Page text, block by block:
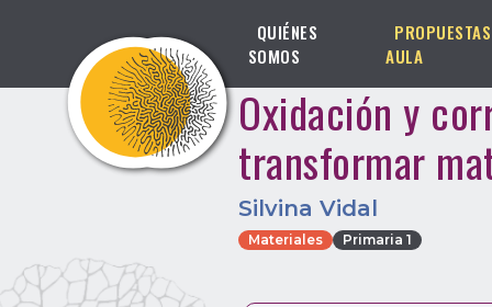
QUIÉNES
SOMOS
AULA
Oxidación y
transformar
Silvina Vidal
Materiales Primaria 1